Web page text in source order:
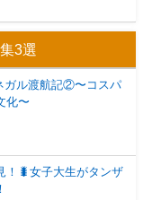
3選
ガル渡航記②〜コスパ
化〜
！🐛女子大生がタンザ